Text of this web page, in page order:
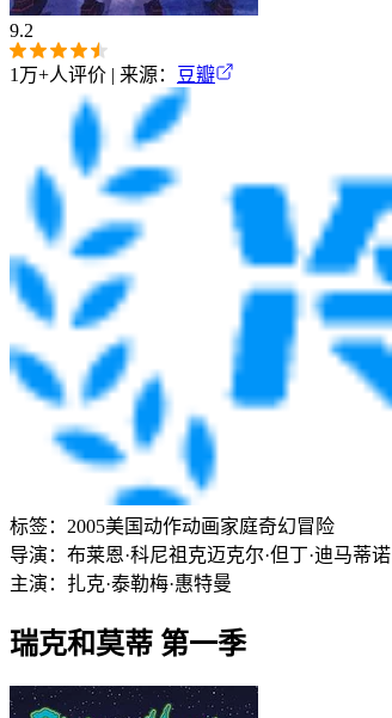
9.2
1万+人评价 | 来源： 豆瓣
标签： 2005美国动作动画家庭奇幻冒险
导演： 布莱恩·科尼祖克迈克尔·但丁·迪马蒂诺
主演： 扎克·泰勒梅·惠特曼
瑞克和莫蒂 第一季